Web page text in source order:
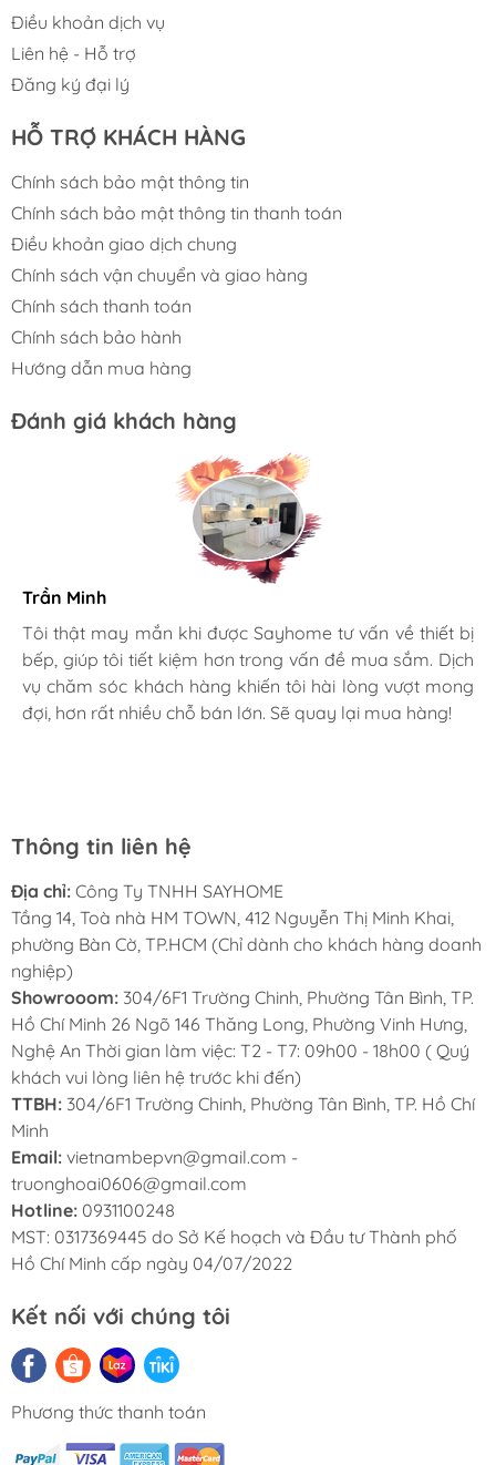
COMFEE hiện đang được phân phối chính hãng
BỊ NHÀ BẾP
Điều khoản dịch vụ
Liên hệ - Hỗ trợ
Đăng ký đại lý
HỖ TRỢ KHÁCH HÀNG
Chính sách bảo mật thông tin
Chính sách bảo mật thông tin thanh toán
Điều khoản giao dịch chung
Chính sách vận chuyển và giao hàng
Chính sách thanh toán
Chính sách bảo hành
Hướng dẫn mua hàng
Đánh giá khách hàng
Gia đình bác sĩ X.A
Mình rất mê cách nhân viên tư vấn, chăm sóc khách tận
tình, chu đáo tại Sayhome. Mình đã mua 2 máy rửa bát
cho mình và bố mẹ chồng,chất lượng ổn định. Ở đây có
Trần Minh
Tôi thật may mắn khi được Sayhome tư vấn về thiết bị
bếp, giúp tôi tiết kiệm hơn trong vấn đề mua sắm. Dịch
vụ chăm sóc khách hàng khiến tôi hài lòng vượt mong
đợi, hơn rất nhiều chỗ bán lớn. Sẽ quay lại mua hàng!
Thông tin liên hệ
Địa chỉ: Công Ty TNHH SAYHOME
Tầng 14, Toà nhà HM TOWN, 412 Nguyễn Thị Minh Khai,
phường Bàn Cờ, TP.HCM (Chỉ dành cho khách hàng doanh
nghiệp)
Showrooom: 304/6F1 Trường Chinh, Phường Tân Bình, TP.
Hồ Chí Minh 26 Ngõ 146 Thăng Long, Phường Vinh Hưng,
Nghệ An Thời gian làm việc: T2 - T7: 09h00 - 18h00 ( Quý
khách vui lòng liên hệ trước khi đến)
TTBH: 304/6F1 Trường Chinh, Phường Tân Bình, TP. Hồ Chí
Minh
Email: vietnambepvn@gmail.com -
truonghoai0606@gmail.com
Hotline: 0931100248
MST: 0317369445 do Sở Kế hoạch và Đầu tư Thành phố
Hồ Chí Minh cấp ngày 04/07/2022
Kết nối với chúng tôi
Phương thức thanh toán